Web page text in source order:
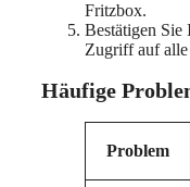
Fritzbox.
Bestätigen Sie
Zugriff auf
Häufige
Problem